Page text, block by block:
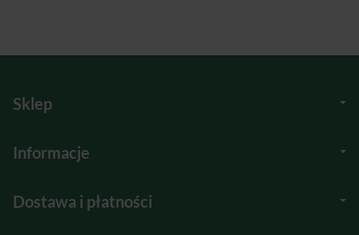
Sklep
Informacje
Dostawa i płatności